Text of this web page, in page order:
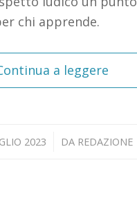
chi apprende.
a leggere
2023
/ DA REDAZIONE